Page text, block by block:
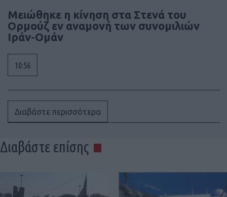
Μειώθηκε η κίνηση στα Στενά του
Ορμούζ εν αναμονή των συνομιλιών
Ιράν-Ομάν
10:56
Διαβάστε περισσότερα
Διαβάστε επίσης